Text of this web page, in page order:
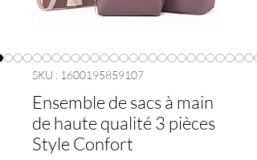
SKU : 1600195859107
Ensemble de sacs à main
de haute qualité 3 pièces
Style Confort